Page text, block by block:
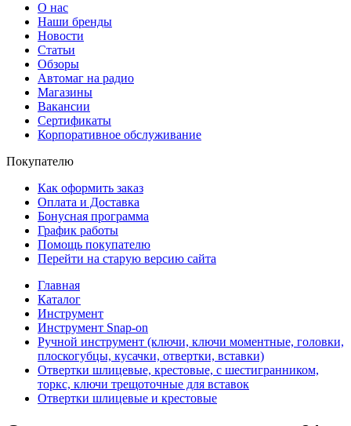
О нас
Наши бренды
Новости
Статьи
Обзоры
Автомаг на радио
Магазины
Вакансии
Сертификаты
Корпоративное обслуживание
Покупателю
Как оформить заказ
Оплата и Доставка
Бонусная программа
График работы
Помощь покупателю
Перейти на старую версию сайта
Главная
Каталог
Инструмент
Инструмент Snap-on
Ручной инструмент (ключи, ключи моментные, головки,
плоскогубцы, кусачки, отвертки, вставки)
Отвертки шлицевые, крестовые, с шестигранником,
торкс, ключи трещоточные для вставок
Отвертки шлицевые и крестовые